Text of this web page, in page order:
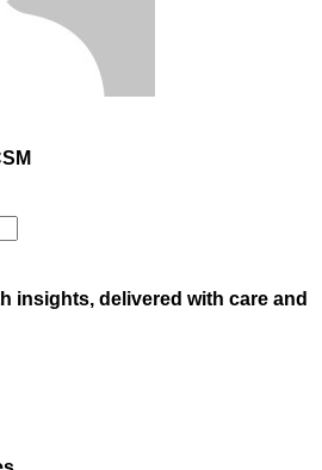
insights, delivered with care and